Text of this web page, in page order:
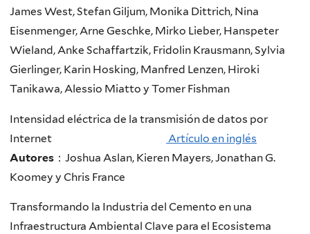
James West, Stefan Giljum, Monika Dittrich, Nina
Eisenmenger, Arne Geschke, Mirko Lieber, Hanspeter
Wieland, Anke Schaffartzik, Fridolin Krausmann, Sylvia
Gierlinger, Karin Hosking, Manfred Lenzen, Hiroki
Tanikawa, Alessio Miatto y Tomer Fishman
Intensidad eléctrica de la transmisión de datos por
Internet
Artículo en inglés
Autores ：Joshua Aslan, Kieren Mayers, Jonathan G.
Koomey y Chris France
Transformando la Industria del Cemento en una
Infraestructura Ambiental Clave para el Ecosistema